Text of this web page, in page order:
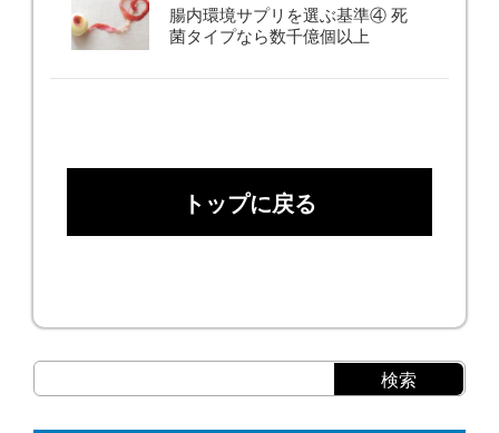
腸内環境サプリを選ぶ基準④ 死
菌タイプなら数千億個以上
トップに戻る